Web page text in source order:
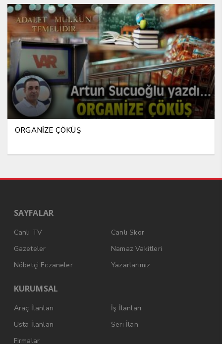
ORGANİZE ÇÖKÜŞ
SAYFALAR
Canlı TV
Canlı Skor
Gazeteler
Namaz Vakitleri
Nöbetçi Eczaneler
Yazarlarımız
KURUMSAL
Araç İlanları
İş İlanları
Usta İlanları
Seri İlan
Firmalar